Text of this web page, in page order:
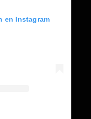
en Instagram